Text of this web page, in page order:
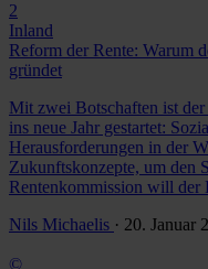
2
Inland
Reform der Rente: Warum
gründet
Mit zwei Botschaften ist
ins neue Jahr gestartet:
Herausforderungen in der
Zukunftskonzepte, um den
Rentenkommission will der
Nils Michaelis · 20. Januar
©